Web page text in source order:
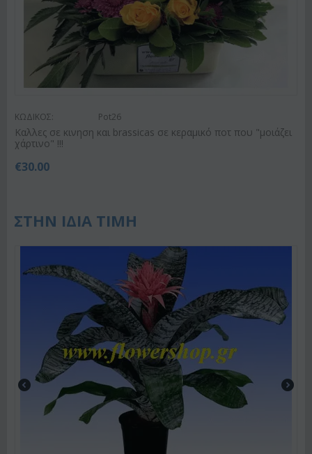
ΚΩΔΙΚΟΣ: Pot26
Καλλες σε κινηση και brassicas σε κεραμικό ποτ που "μοιάζει
χάρτινο" !!!
€30.00
ΣΤΗΝ ΙΔΙΑ ΤΙΜΗ